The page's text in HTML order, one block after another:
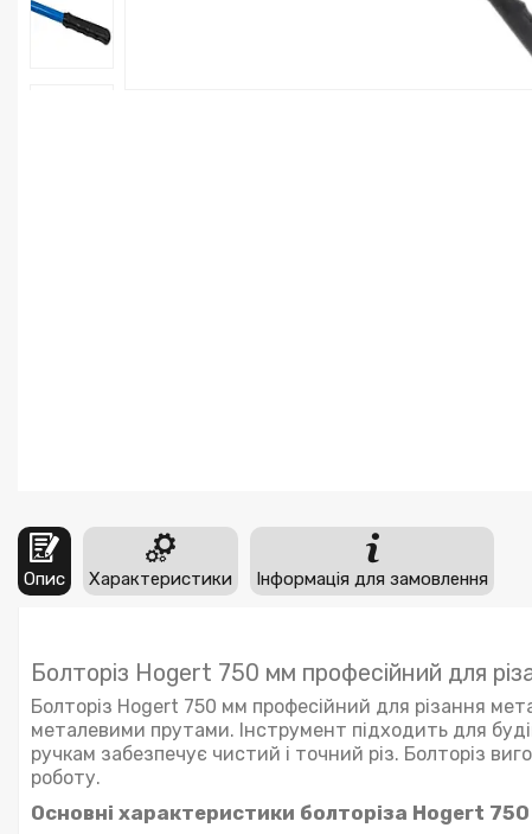
Опис Характеристики Інформація для замовлення
Болторіз Hogert 750 мм професійний для
Болторіз Hogert 750 мм професійний для різання
металевими прутами. Інструмент підходить для
ручкам забезпечує чистий і точний різ. Болторіз
роботу.
Основні характеристики болторіза Hogert